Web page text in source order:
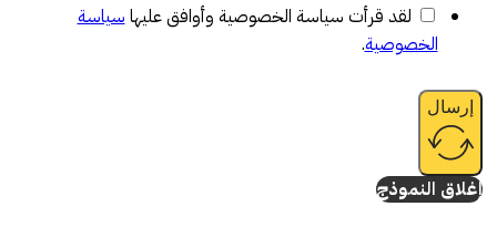
لقد قرأت سياسة الخصوصية وأوافق عليها سياسة
الخصوصية.
إرسال
إغلاق النموذج